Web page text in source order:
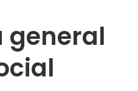
general